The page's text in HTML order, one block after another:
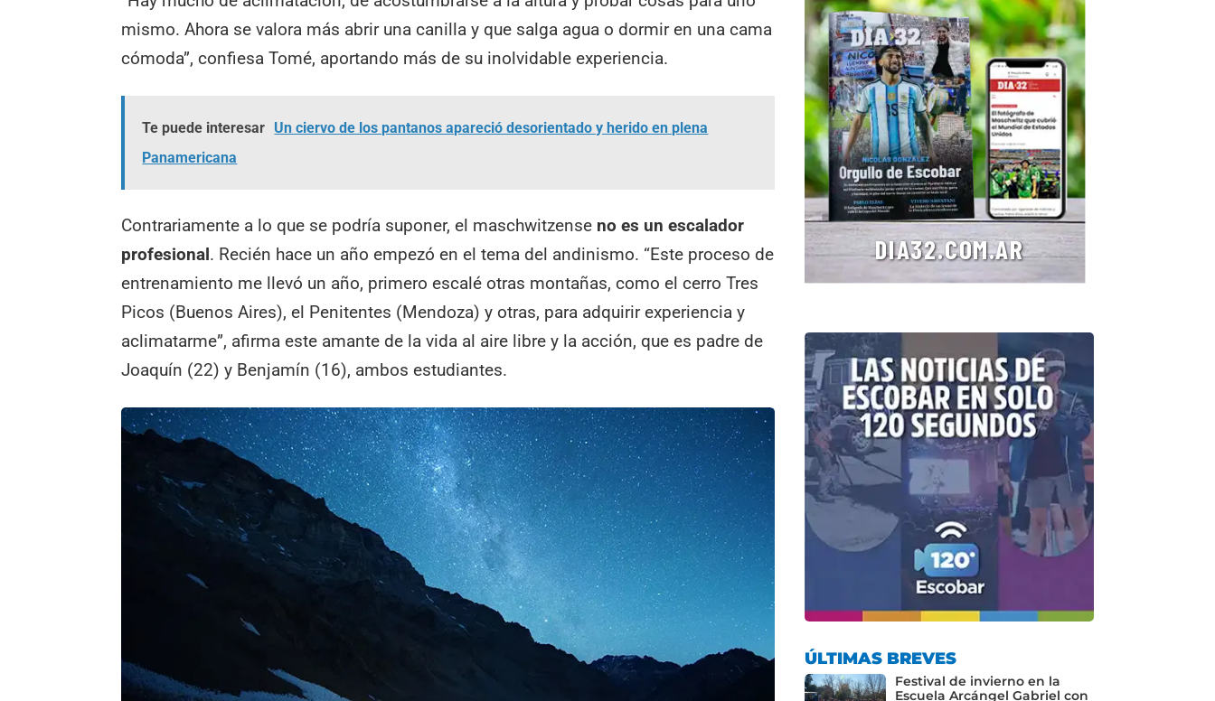
mismo. Ahora se valora más abrir una canilla y que salga agua o dormir en una cama
cómoda”, confiesa Tomé, aportando más de su inolvidable experiencia.
Te puede interesar Un ciervo de los pantanos apareció desorientado y herido en plena
Panamericana
Contrariamente a lo que se podría suponer, el maschwitzense no es un escalador
profesional. Recién hace un año empezó en el tema del andinismo. “Este proceso de
entrenamiento me llevó un año, primero escalé otras montañas, como el cerro Tres
Picos (Buenos Aires), el Penitentes (Mendoza) y otras, para adquirir experiencia y
aclimatarme”, afirma este amante de la vida al aire libre y la acción, que es padre de
Joaquín (22) y Benjamín (16), ambos estudiantes.
ÚLTIMAS BREVES
Festival de invierno en la
Escuela Arcángel Gabriel con